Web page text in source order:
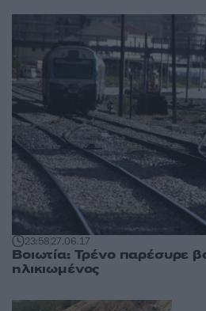
23:5827.06.17
Βοιωτία: Τρένο παρέσυρε
ηλικιωμένος